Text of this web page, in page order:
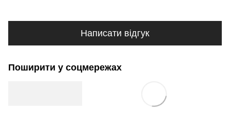
Написати відгук
Поширити у соцмережах